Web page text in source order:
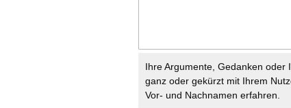
Ihre Argumente, Gedanken
ganz oder gekürzt mit Ihrem
Vor- und Nachnamen erfahren.